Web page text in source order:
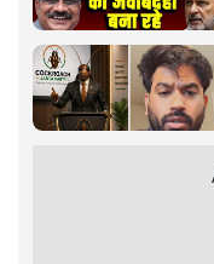
भारत–यूरोप
हालात से
विश्लेषण| सतीश झा| 29
भारत ईयू मुक्त व्यापार